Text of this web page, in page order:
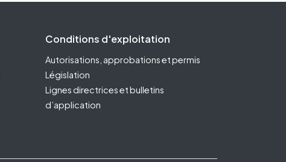
Conditions d'exploitation
Autorisations, approbations et permis
Législation
Lignes directrices et bulletins
d’application